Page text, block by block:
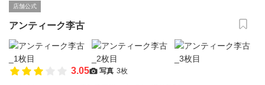
店舗公式
アンティーク李古
3.05 写真 3枚